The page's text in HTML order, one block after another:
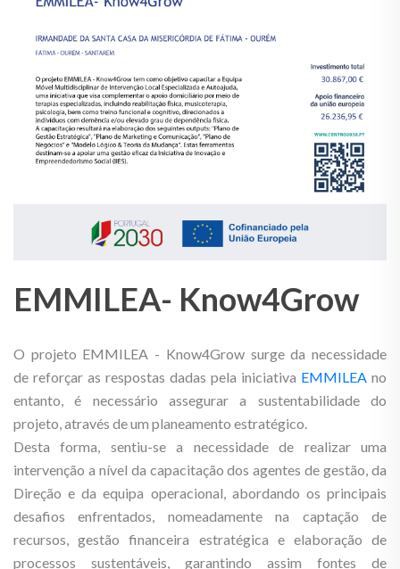
EMMILEA- Know4Grow
O projeto EMMILEA - Know4Grow surge da necessidade
de reforçar as respostas dadas pela iniciativa EMMILEA no
entanto, é necessário assegurar a sustentabilidade do
projeto, através de um planeamento estratégico.
Desta forma, sentiu-se a necessidade de realizar uma
intervenção a nível da capacitação dos agentes de gestão, da
Direção e da equipa operacional, abordando os principais
desafios enfrentados, nomeadamente na captação de
recursos, gestão financeira estratégica e elaboração de
processos sustentáveis, garantindo assim fontes de